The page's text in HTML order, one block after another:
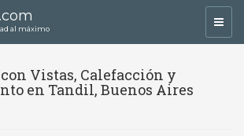
al máximo
Vistas, Calefacción y
en Tandil, Buenos Aires